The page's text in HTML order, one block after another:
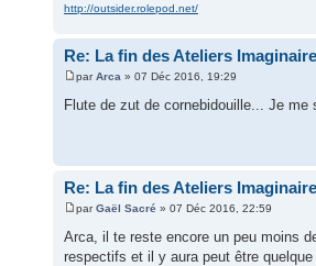
http://outsider.rolepod.net/
Re: La fin des Ateliers
parArca » 07 Déc 2016, 19:29
Flute de zut de cornebidouille... Je
Re: La fin des Ateliers
parGaël Sacré » 07 Déc 2016, 22:59
Arca, il te reste encore un peu moins
respectifs et il y aura peut être